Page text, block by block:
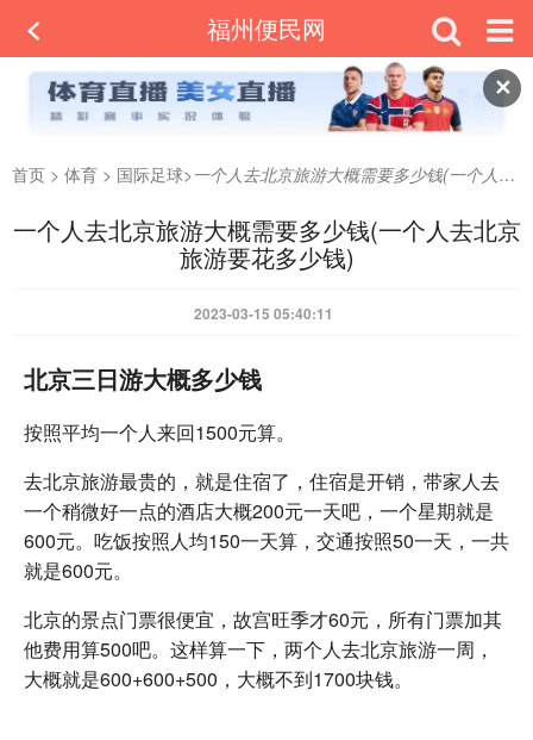
✕
福州便民网
首页 > 体育 > 国际足球>一个人去北京旅游大概需要多少钱(一个人去北京旅游要花多少钱)
一个人去北京旅游大概需要多少钱(一个人去北京
旅游要花多少钱)
2023-03-15 05:40:11
北京三日游大概多少钱
按照平均一个人来回1500元算。
去北京旅游最贵的，就是住宿了，住宿是开销，带家人去
一个稍微好一点的酒店大概200元一天吧，一个星期就是
600元。吃饭按照人均150一天算，交通按照50一天，一共
就是600元。
北京的景点门票很便宜，故宫旺季才60元，所有门票加其
他费用算500吧。这样算一下，两个人去北京旅游一周，
大概就是600+600+500，大概不到1700块钱。